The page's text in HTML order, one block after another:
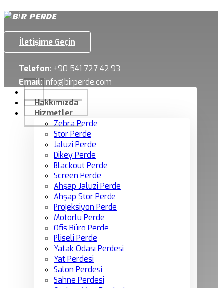
İletişime Geçin
Telefon: +90 541 727 42 93
Email:info@birperde.com
Hakkımızda
Hizmetler
Zebra Perde
Stor Perde
Jaluzi Perde
Dikey Perde
Blackout Perde
Screen Perde
Ahşap Jaluzi Perde
Ahşap Stor Perde
Projeksiyon Perde
Motorlu Perde
Ofis Büro Perde
Pliseli Perde
Yatak Odası Perdesi
Yat Perdesi
Salon Perdesi
Sahne Perdesi